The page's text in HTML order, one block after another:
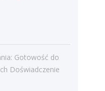
Gotowość do
Doświadczenie